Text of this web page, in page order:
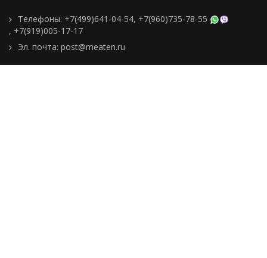
Телефоны: +7(499)641-04-54, +7(960)735-78-55
, +7(919)005-17-17
Эл. почта: post@meaten.ru